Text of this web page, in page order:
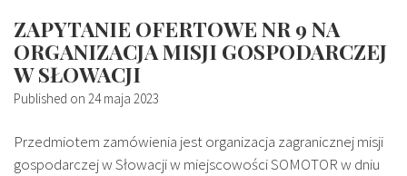
ZAPYTANIE OFERTOWE NR 9 NA
ORGANIZACJA MISJI GOSPODARCZEJ
W SŁOWACJI
Published on 24 maja 2023
Przedmiotem zamówienia jest organizacja zagranicznej misji
gospodarczej w Słowacji w miejscowości SOMOTOR w dniu